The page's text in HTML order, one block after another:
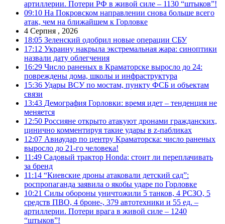
артиллерии. Потери РФ в живой силе – 1130 “штыков”!
09:10 На Покровском направлении снова больше всего
атак, чем на ближайшем к Горловке
4 Серпня , 2026
18:05 Зеленский одобрил новые операции СБУ
17:12 Украину накрыла экстремальная жара: синоптики
назвали дату облегчения
16:29 Число раненых в Краматорске выросло до 24:
повреждены дома, школы и инфраструктура
15:36 Удары ВСУ по мостам, пункту ФСБ и объектам
связи
13:43 Демография Горловки: время идет – тенденция не
меняется
12:50 Россияне открыто атакуют дронами гражданских,
цинично комментируя такие удары в z-пабликах
12:07 Авиаудар по центру Краматорска: число раненых
выросло до 21-го человека!
11:49 Садовый трактор Honda: стоит ли переплачивать
за бренд
11:14 “Киевские дроны атаковали детский сад”:
роспропаганда заявила о якобы ударе по Горловке
10:21 Силы обороны уничтожили 5 танков, 4 РСЗО, 5
средств ПВО, 4 броне-, 379 автотехники и 55 ед. –
артиллерии. Потери врага в живой силе – 1240
“штыков”!